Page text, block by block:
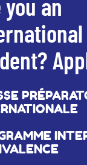
you an